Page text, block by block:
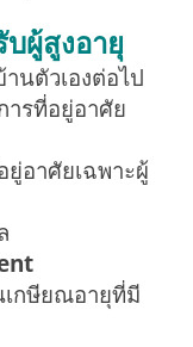
ผู้สูงอายุ
นตัวเองต่อไป
ารที่อยู่อาศัย
ยู่อาศัยเฉพาะผู้
กษียณอายุที่มี